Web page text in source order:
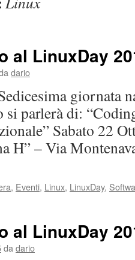
al LinuxDay
dario
giornata
si parlerà di:
Sabato 22
H” – Via
, Eventi, Linux, LinuxDay,
al LinuxDay
da dario